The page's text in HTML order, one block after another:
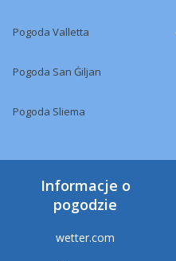
Pogoda Valletta
Pogoda San Ġiljan
Pogoda Sliema
Informacje o
pogodzie
wetter.com